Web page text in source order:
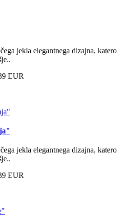
jekla elegantnega dizajna, katero
EUR
jekla elegantnega dizajna, katero
EUR